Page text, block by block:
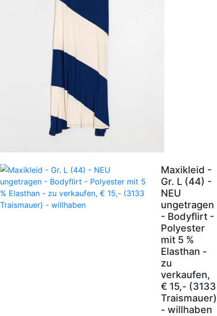
Maxikleid -
Gr. L (44) -
NEU
ungetragen
- Bodyflirt -
Polyester
mit 5 %
Elasthan -
zu
verkaufen,
€ 15,- (3133
Traismauer)
- willhaben